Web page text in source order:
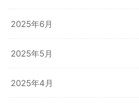
2025年6月
2025年5月
2025年4月